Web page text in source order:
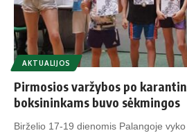
AKTUALIJOS
Pirmosios varžybos po
boksininkams buvo sėkmingos
Birželio 17-19 dienomis Palangoje